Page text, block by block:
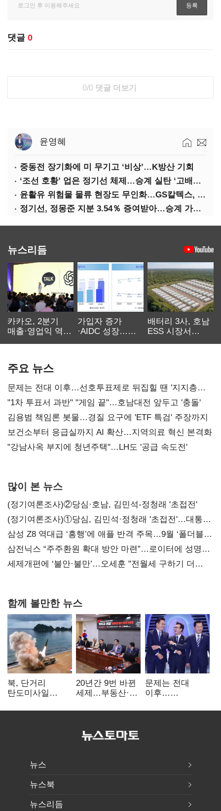
댓글 0
0/0 댓글 더보기
윤영혜
중동전 장기화에 미 무기고 ‘비상’…K방산 기회
‘조선 호황’ 업은 정기선 체제…승계 실탄 ‘고배당’ 주목
윤활유 위험물 물류 현장도 무인화…GS칼텍스, 디지털 전환 가속
정기선, 정몽준 지분 3.54％ 증여받아…승계 가속화
뉴스리듬
카카오, 2분기
매출·영업익 역대
가입자 증가
·AIDC 성장…
배터리 3사, 호남
ESS 시장서
주요 뉴스
문제는 전대 이후…선호투표제로 뒤집힐 땐 '지지층
불복'
"1차 투표서 과반" "게임 끝"…호남대전 앞두고 '충돌'
김용범 책임론 봇물…경질 요구에 'ETF 특검' 주장까지
보건소부터 응급실까지 AI 확산…지역의료 혁신 본격화
"강남사옥 부지에 청년주택"…LH도 '공급 속도전'
많이 본 뉴스
(정기여론조사)②당심·호남, 김민석-정청래 '초접전'
(정기여론조사)①당심, 김민석·정청래 '초접전'…대통령
지지도 '50% 아래로'(종합)
삼성 Z8 역대급 ‘흥행’에 애플 반격 주목…9월 ‘폴더블
대전’
삼전닉스 “주주환원 확대 방안 마련”…로이터에 성명
보내
세제개편에 ‘불안·불만’…오세훈 "전월세 구하기 더
함께 볼만한 뉴스
북, 단거리
탄도미사일
"즉각 중단 촉구"
20년간 9번 바뀐
세제…부동산·
건드렸다
문제는 전대
이후…
뒤집힐 땐
뉴스
뉴스북
뉴스리듬